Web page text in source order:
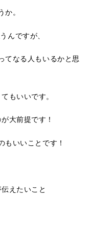
か。
んですが、
てなる人もいるかと思
もいいです。
大前提です！
もいいことです！
えたいこと